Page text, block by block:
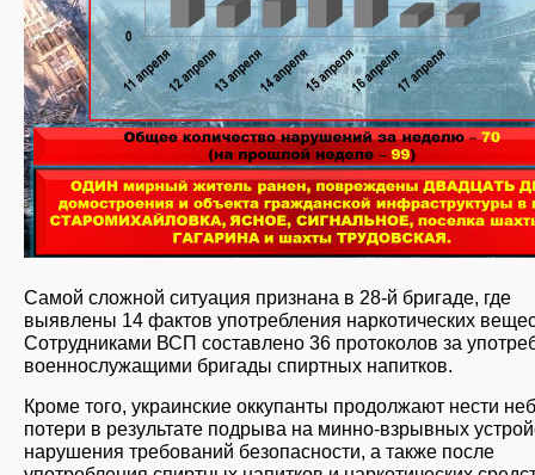
Самой сложной ситуация признана в 28-й бригаде, где
выявлены 14 фактов употребления наркотических
Сотрудниками ВСП составлено 36 протоколов за
военнослужащими бригады спиртных напитков.
Кроме того, украинские оккупанты продолжают нести
потери в результате подрыва на минно-взрывных
нарушения требований безопасности, а также после